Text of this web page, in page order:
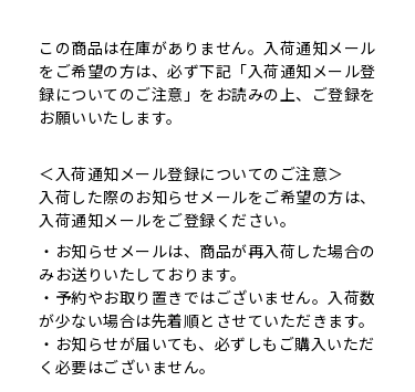
この商品は在庫がありません。入荷通知メール
をご希望の方は、必ず下記「入荷通知メール登
録についてのご注意」をお読みの上、ご登録を
お願いいたします。
＜入荷通知メール登録についてのご注意＞
入荷した際のお知らせメールをご希望の方は、
入荷通知メールをご登録ください。
お知らせメールは、商品が再入荷した場合の
みお送りいたしております。
予約やお取り置きではございません。入荷数
が少ない場合は先着順とさせていただきます。
お知らせが届いても、必ずしもご購入いただ
く必要はございません。